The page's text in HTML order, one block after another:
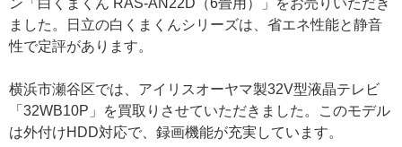
ン「白くまくん RAS-AN22D（6畳用）」をお売りいただき
ました。日立の白くまくんシリーズは、省エネ性能と静音
性で定評があります。
横浜市瀬谷区では、アイリスオーヤマ製32V型液晶テレビ
「32WB10P」を買取りさせていただきました。このモデル
は外付けHDD対応で、録画機能が充実しています。